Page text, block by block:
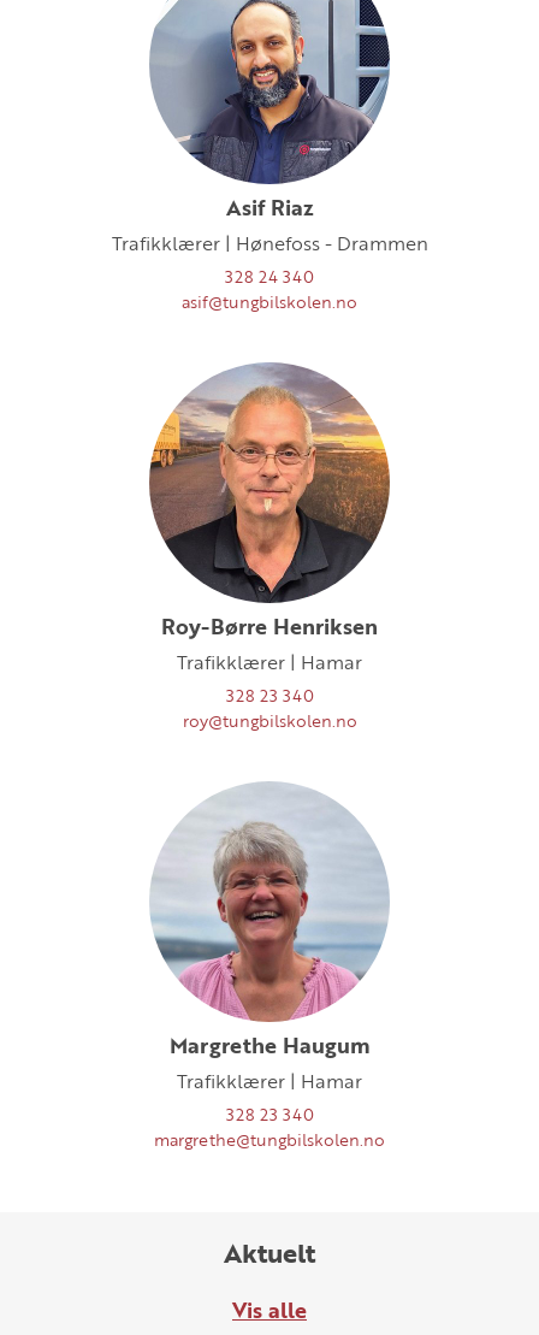
Asif Riaz
Trafikklærer | Hønefoss - Drammen
328 24 340
asif@tungbilskolen.no
Roy-Børre Henriksen
Trafikklærer | Hamar
328 23 340
roy@tungbilskolen.no
Margrethe Haugum
Trafikklærer | Hamar
328 23 340
margrethe@tungbilskolen.no
Aktuelt
Vis alle